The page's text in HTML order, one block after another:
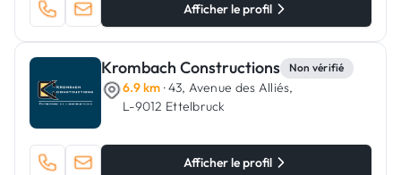
Afficher le profil
Krombach Constructions Non vérifié
6.9 km · 43, Avenue des Alliés,
L-9012 Ettelbruck
Afficher le profil